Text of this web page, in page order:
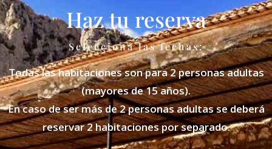
Haz tu reserva
Selecciona las fechas:
Todas las habitaciones son para 2 personas adultas
(mayores de 15 años).
En caso de ser más de 2 personas adultas se deberá
reservar 2 habitaciones por separado.